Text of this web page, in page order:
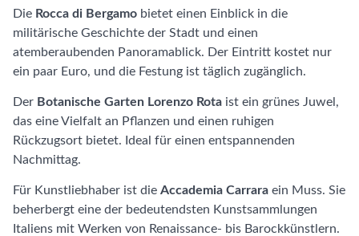
Die Rocca di Bergamo bietet einen Einblick in die
militärische Geschichte der Stadt und einen
atemberaubenden Panoramablick. Der Eintritt kostet nur
ein paar Euro, und die Festung ist täglich zugänglich.
Der Botanische Garten Lorenzo Rota ist ein grünes Juwel,
das eine Vielfalt an Pflanzen und einen ruhigen
Rückzugsort bietet. Ideal für einen entspannenden
Nachmittag.
Für Kunstliebhaber ist die Accademia Carrara ein Muss. Sie
beherbergt eine der bedeutendsten Kunstsammlungen
Italiens mit Werken von Renaissance- bis Barockkünstlern.